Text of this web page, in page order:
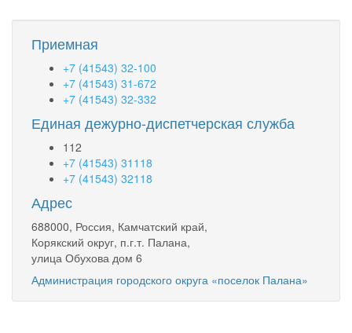
Приемная
+7 (41543) 32-100
+7 (41543) 31-672
+7 (41543) 32-332
Единая дежурно-диспетчерская служба
112
+7 (41543) 31118
+7 (41543) 32118
Адрес
688000, Россия, Камчатский край,
Корякский округ, п.г.т. Палана,
улица Обухова дом 6
Администрация городского округа «поселок Палана»